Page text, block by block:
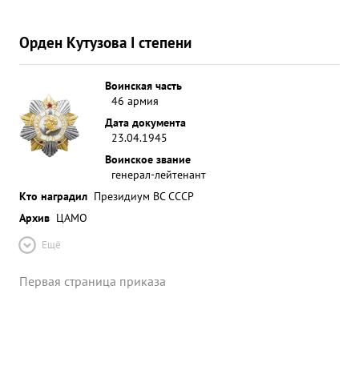
Орден Кутузова I степени
Воинская часть
46 армия
Дата документа
23.04.1945
Воинское звание
генерал-лейтенант
Кто наградил Президиум ВС СССР
Архив ЦАМО
Ещё
Первая страница приказа